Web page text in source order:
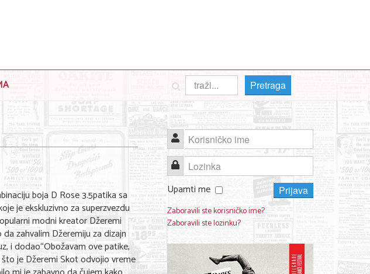
Pretraga
boja D Rose 3.5patika sa
je ekskluzivno za superzvezdu
modni kreator Džeremi
zahvalim Džeremiju za dizajn
i dodao“Obožavam ove patike,
je Džeremi Skot odvojio vreme
Korisničko ime
Lozinka
Upamti me
Prijava
Zaboravili ste korisničko ime?
Zaboravili ste lozinku?